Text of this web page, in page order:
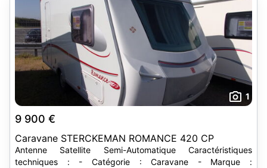
1
9 900 €
Caravane STERCKEMAN ROMANCE 420 CP
Antenne Satellite Semi-Automatique Caractéristiques
techniques : - Catégorie : Caravane - Marque :